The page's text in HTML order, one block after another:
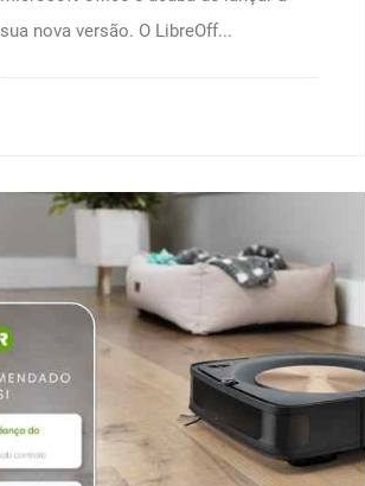
sua nova versão. O LibreOff...